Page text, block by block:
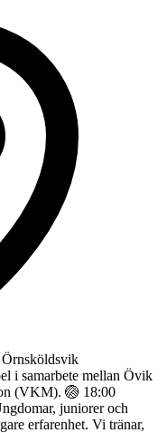
i samarbete mellan Övik
(VKM). 🏐 18:00
juniorer och
erfarenhet. Vi tränar,